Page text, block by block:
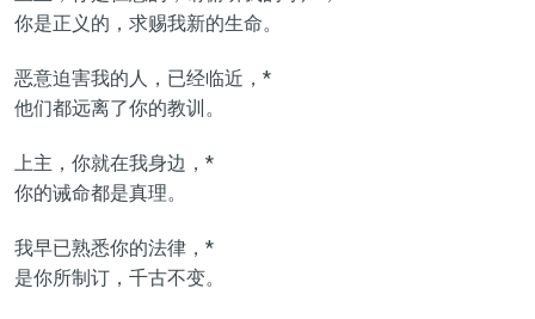
你是正义的，求赐我新的生命。
恶意迫害我的人，已经临近，*
他们都远离了你的教训。
上主，你就在我身边，*
你的诫命都是真理。
我早已熟悉你的法律，*
是你所制订，千古不变。